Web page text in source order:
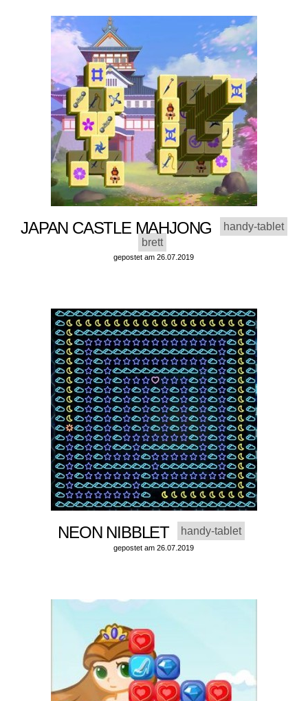
JAPAN CASTLE MAHJONG
handy-tablet
brett
gepostet am 26.07.2019
NEON NIBBLET handy-tablet
gepostet am 26.07.2019